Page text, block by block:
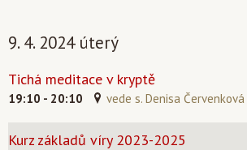
9. 4. 2024 úterý
Tichá meditace v kryptě
19:10 - 20:10 vede s. Denisa Červenková
Kurz základů víry 2023-2025